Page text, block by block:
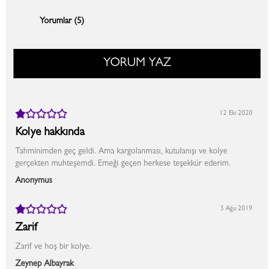
Yorumlar (5)
YORUM YAZ
Kolye hakkında
Tahminimden geç geldi. Ama kargolanması, kutulanışı ve kolye
gerçekten muhteşemdi. Emeği geçen herkese teşekkür ederim.
Anonymus
12 Eki 2020
Zarif
Zarif ve hoş bir kolye.
Zeynep Albayrak
3 Ağu 2019